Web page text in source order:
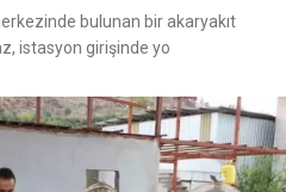
bulunan bir akaryakıt
istasyon girişinde yo